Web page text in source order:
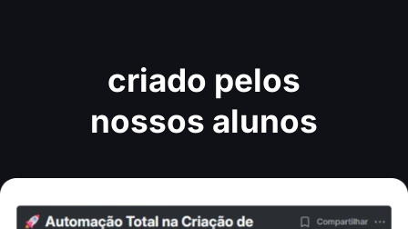
criado pelos
nossos alunos